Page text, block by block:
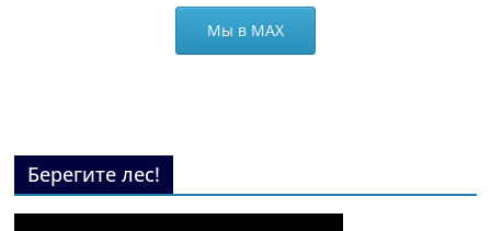
Мы в МАХ
Берегите лес!